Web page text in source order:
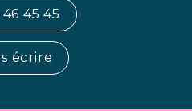
46 45 45
écrire